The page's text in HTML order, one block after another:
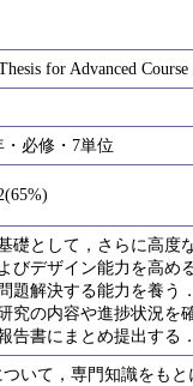
for Advanced
必修・7単位
礎として，さらに高
びデザイン能力を高
題解決する能力を養
究の内容や進捗状況
告書にまとめ提出する
ついて，専門知識をも